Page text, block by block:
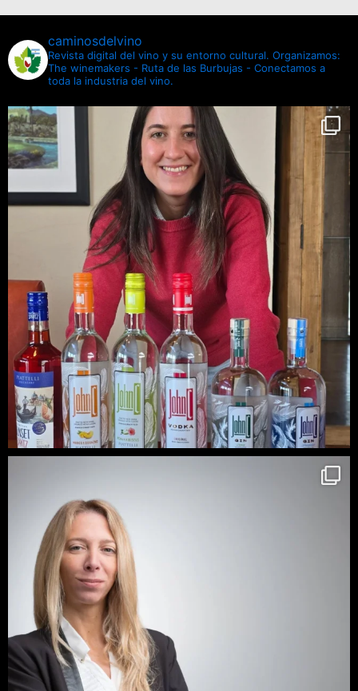
caminosdelvino
Revista digital del vino y su entorno cultural. Organizamos:
The winemakers - Ruta de las Burbujas - Conectamos a
toda la industria del vino.